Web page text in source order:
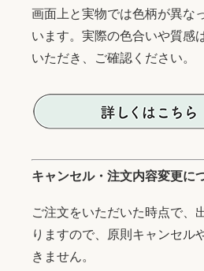
画面上と実物では色柄が異な
います。実際の色合いや質感
いただき、ご確認ください。
キャンセル・注文内容変更に
ご注文をいただいた時点で、
りますので、原則キャンセル
きません。